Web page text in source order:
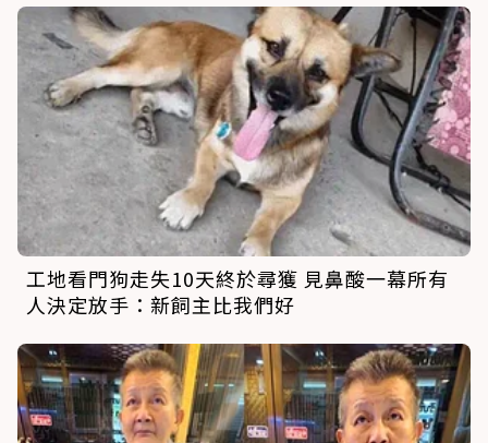
工地看門狗走失10天終於尋獲 見鼻酸一幕所有
人決定放手：新飼主比我們好